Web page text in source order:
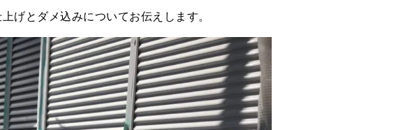
げとダメ込みについてお伝えします。